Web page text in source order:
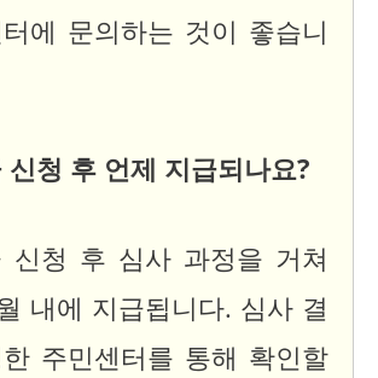
에 문의하는 것이 좋습니
신청 후 언제 지급되나요?
신청 후 심사 과정을 거쳐
내에 지급됩니다. 심사 결
주민센터를 통해 확인할